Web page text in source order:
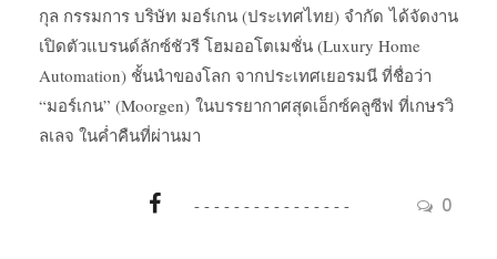
0
กุล กรรมการ บริษัท มอร์เกน (ประเทศไทย) จำกัด ได้จัดงาน
เปิดตัวแบรนด์ลักซ์ชัวรี โฮมออโตเมชั่น (Luxury Home
Automation) ชั้นนำของโลก จากประเทศเยอรมนี ที่ชื่อว่า
“มอร์เกน” (Moorgen) ในบรรยากาศสุดเอ็กซ์คลูซีฟ ที่เกษรวิ
ลเลจ ในค่ำคืนที่ผ่านมา